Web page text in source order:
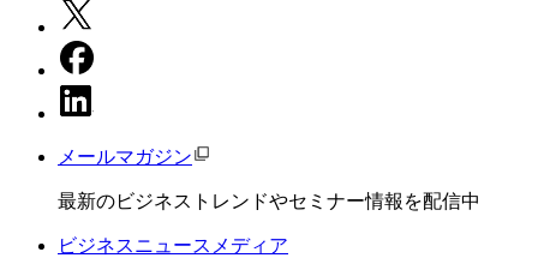
メールマガジン
最新のビジネストレンドやセミナー情報を配信中
ビジネスニュースメディア